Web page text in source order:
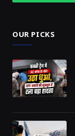
OUR PICKS